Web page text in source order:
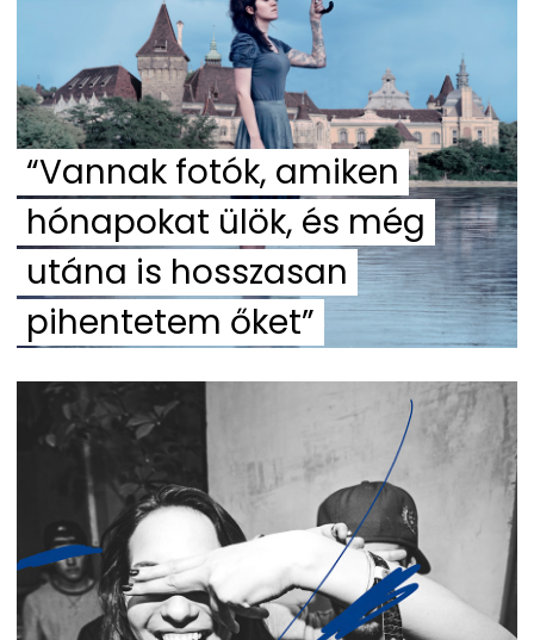
“Vannak fotók, amiken
hónapokat ülök, és még
utána is hosszasan
pihentetem őket”